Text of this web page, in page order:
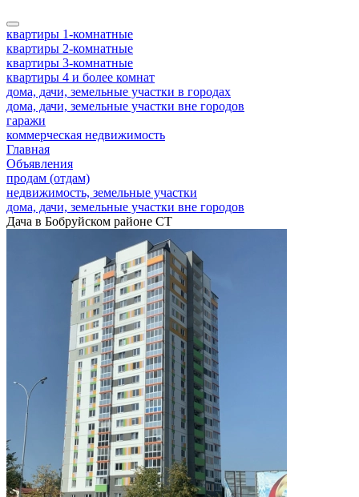
квартиры 1-комнатные
квартиры 2-комнатные
квартиры 3-комнатные
квартиры 4 и более комнат
дома, дачи, земельные участки в городах
дома, дачи, земельные участки вне городов
гаражи
коммерческая недвижимость
Главная
Объявления
продам (отдам)
недвижимость, земельные участки
дома, дачи, земельные участки вне городов
Дача в Бобруйском районе СТ